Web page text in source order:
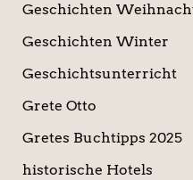
Geschichten
Geschichten Winter
Geschichtsunterricht
Grete Otto
Gretes Buchtipps 2025
historische Hotels